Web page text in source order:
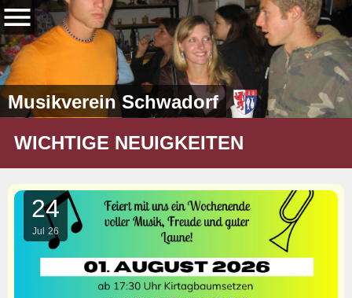
Musikverein Schwadorf
WICHTIGE NEUIGKEITEN
24
Jul 26